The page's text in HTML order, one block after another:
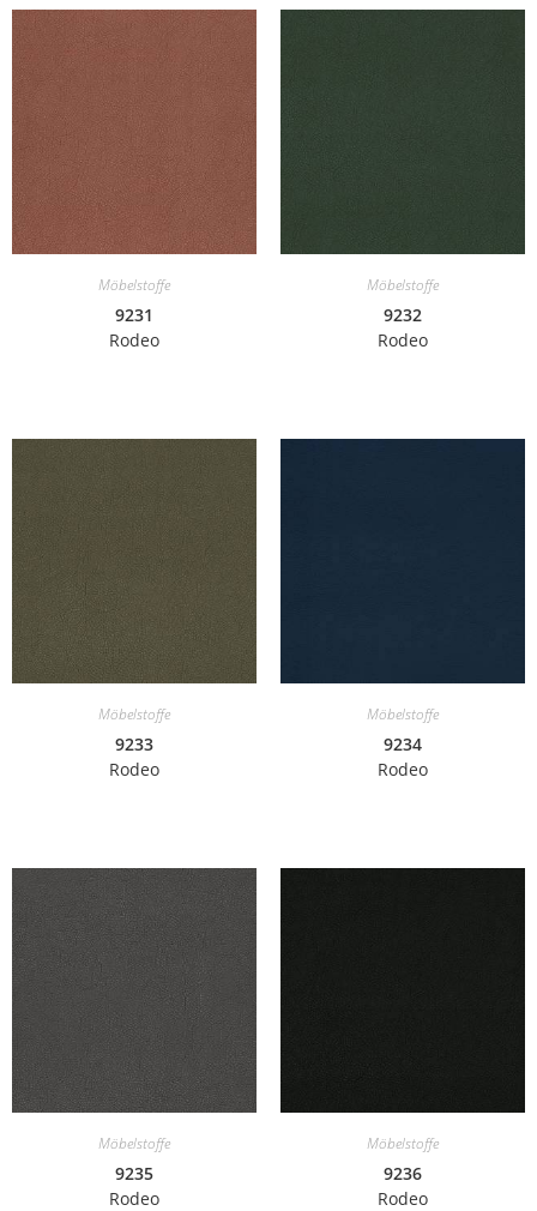
Möbelstoffe
9231
Rodeo
Möbelstoffe
9232
Rodeo
Möbelstoffe
9233
Rodeo
Möbelstoffe
9234
Rodeo
Möbelstoffe
9235
Rodeo
Möbelstoffe
9236
Rodeo